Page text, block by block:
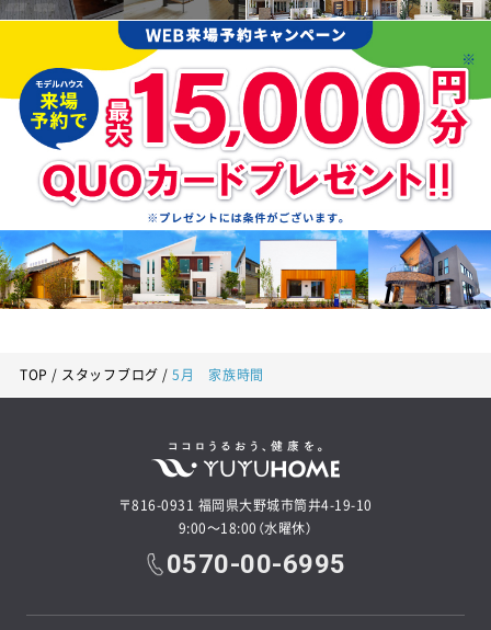
TOP スタッフブログ 5月 家族時間
〒816-0931 福岡県大野城市筒井4-19-10
9:00～18:00（水曜休）
0570-00-6995